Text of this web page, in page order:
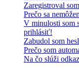
Zaregistroval
Prečo sa
V minulosti som
prihlásiť!
Zabudol som
Prečo som
Na čo slúži